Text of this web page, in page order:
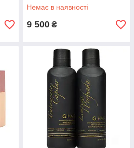
Немає в наявності
9 500 ₴